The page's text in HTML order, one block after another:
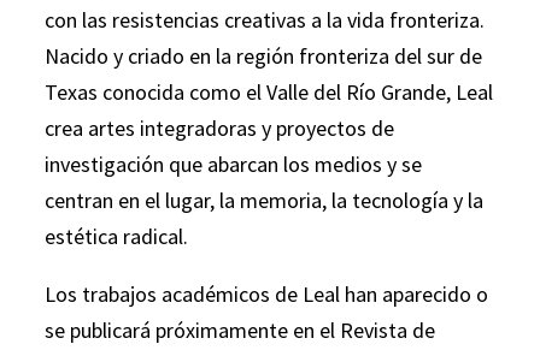
con las resistencias creativas a la vida fronteriza.
Nacido y criado en la región fronteriza del sur de
Texas conocida como el Valle del Río Grande, Leal
crea artes integradoras y proyectos de
investigación que abarcan los medios y se
centran en el lugar, la memoria, la tecnología y la
estética radical.
Los trabajos académicos de Leal han aparecido o
se publicará próximamente en el Revista de